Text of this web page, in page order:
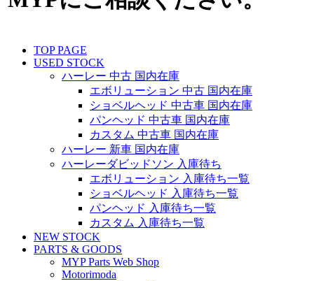
TOP PAGE
USED STOCK
ハーレー 中古 国内在庫
エボリューション 中古 国内在庫
ショベルヘッド 中古車 国内在庫
パンヘッド 中古車 国内在庫
カスタム 中古車 国内在庫
ハーレー 新車 国内在庫
ハーレーダビッドソン 入庫待ち
エボリューション 入庫待ち一覧
ショベルヘッド 入庫待ち一覧
パンヘッド 入庫待ち一覧
カスタム 入庫待ち一覧
NEW STOCK
PARTS & GOODS
MYP Parts Web Shop
Motorimoda